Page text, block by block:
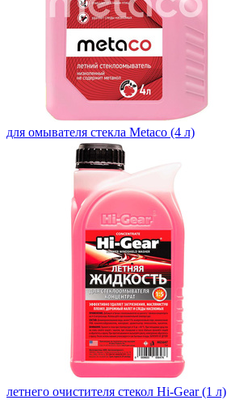
для омывателя стекла Metaco (4 л)
летнего очистителя стекол Hi-Gear (1 л)